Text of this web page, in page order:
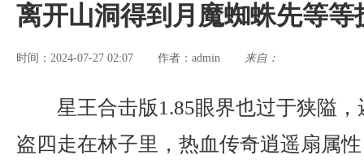
离开山洞得到月魔蜘蛛先等等
时间：2024-07-27 02:07 作者： admin 来自：
星王合击版1.85眼界也过于狭隘
盗四走在林子里，热血传奇逍遥扇属